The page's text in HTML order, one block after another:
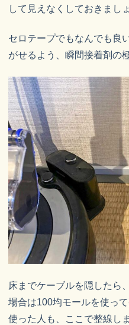
して見えなくしておきまし
セロテープでもなんでも良
がせるよう、瞬間接着剤の
床までケーブルを隠したら
場合は100均モールを使っ
使った人も、ここで整線し